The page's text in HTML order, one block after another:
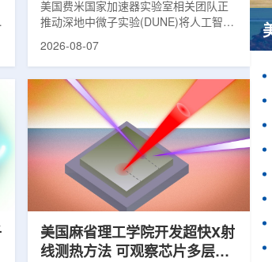
理能力
美国费米国家加速器实验室相关团队正
推动深地中微子实验(DUNE)将人工智能
互作用识别、事件分类和探测器管理能
力。DUNE位于长基线中微子设施，目
前已开始安装大型中微子探测器模块的
结构元件。该实验由近探测器和远探测
器组成：近探测器位于费米实验室，远
探测器设在南达科他州桑福德地下研究
设施地下约1英里处。两个探测器都将采
用液氩时间投影室技术，用于记录中微
2026-08-07
美国麻省理工学院开发超快X射
线测热方法 可观察芯片多层结